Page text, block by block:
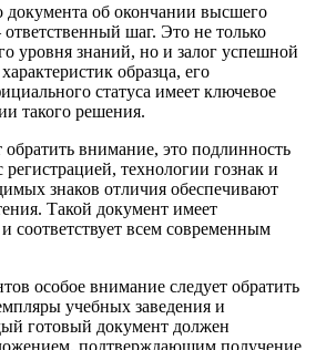
об окончании высшего
ответственный шаг. Это не только
уровня знаний, но и залог успешной
образца, его
статуса имеет ключевое
такого решения.
обратить внимание, это подлинность
технологии гознак и
знаков отличия обеспечивают
Такой документ имеет
соответствует всем современным
особое внимание следует обратить
учебных заведения и
готовый документ должен
подтверждающим получение